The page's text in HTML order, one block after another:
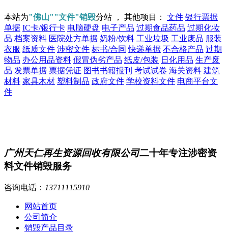
本站为"佛山""文件"销毁分站 ， 其他项目： 文件 银行票据
单据 IC卡/银行卡 电脑硬盘 电子产品 过期食品药品 过期化妆
品 档案资料 医院处方单据 奶粉/饮料 工业垃圾 工业废品 服装
衣服 纸质文件 涉密文件 标书/合同 快递单据 不合格产品 过期
物品 办公用品资料 假冒伪劣产品 纸皮/包装 日化用品 生产废
品 发票单据 票据凭证 图书书籍报刊 考试试卷 海关资料 建筑
材料 家具木材 塑料制品 政府文件 学校资料文件 电商平台文
件
广州天仁再生资源回收有限公司二十年专注涉密资
料文件销毁服务
咨询电话： 13711115910
网站首页
公司简介
销毁产品目录